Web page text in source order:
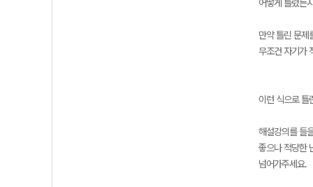
어떻게 틀렸든
만약 틀린 문제
무조건 자기가
이런 식으로 틀
해설강의를 들
좋으나 적당한
넘어가주세요.